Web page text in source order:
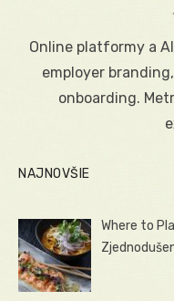
Online platformy a
employer
onboarding.
NAJNOVŠIE
Where to